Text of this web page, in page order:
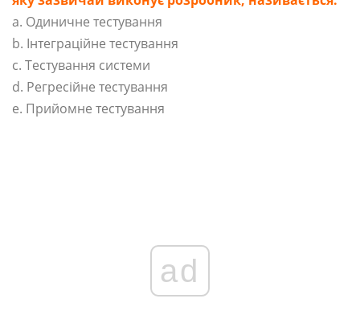
a. Одиничне тестування
b. Інтеграційне тестування
c. Тестування системи
d. Регресійне тестування
e. Прийомне тестування
ad